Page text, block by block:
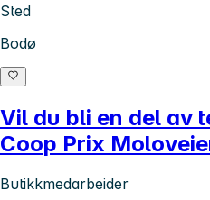
Sted
Bodø
Vil du bli en del av
Coop Prix
Butikkmedarbeider